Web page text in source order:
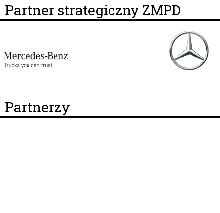
Partner strategiczny ZMPD
Partnerzy